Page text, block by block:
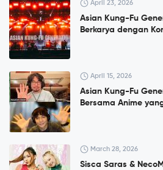
April 23, 2026
Asian Kung-Fu
Berkarya dengan
April 15, 2026
Asian Kung-Fu
Bersama Anime
March 28, 2026
Sisca Saras &